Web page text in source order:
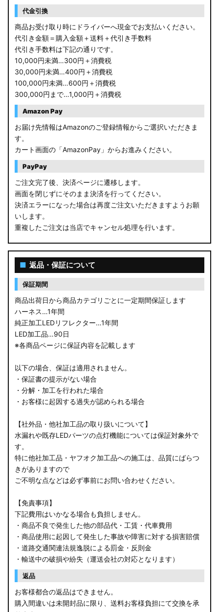
RP6/7 ステップワゴン
RP1/2 RP3/4 ステップワゴン/スパーダ
RK5/6 ステップワゴンスパーダ
RC1/2 オデッセイ
GB5〜8 フリード
GR フィット
GP5/6 GK3〜6 フィット
MK53S スペーシアカスタム
MA37S/MA27S ソリオ / ソリオ バンディット
MA26S/MA36S ソリオ
ZC33S スイフトスポーツ
LA650S タントカスタム
LA600S タントカスタム
LA150S ムーヴカスタム
LA700S ウェイク
GN0W アウトランダー
GK1W/GK9W エクリプスクロス
CV1W デリカD:5
B34A/B35A/B37A/B38A デリカミニ
B34W/B35W/B37W/B38W ekクロススペース
B34W/B35W/B37W/B38W ekクロス
KG CX-8
GU クロストレック
GU インプレッサ
VN5 VNH レヴォーグ / レイバック
ZD8 BRZ
ZC6 BRZ
代金引換
商品お受け取り時にドライバーへ現金でお支払いください。
代引き金額＝購入金額＋送料＋代引き手数料
代引き手数料は下記の通りです。
10,000円未満…300円＋消費税
30,000円未満…400円＋消費税
100,000円未満…600円＋消費税
300,000円まで…1,000円＋消費税
Amazon Pay
お届け先情報はAmazonのご登録情報からご選択いただきま
す。
カート画面の「AmazonPay」からお進みください。
PayPay
ご注文完了後、決済ページに遷移します。
画面を閉じずにそのまま決済を行ってください。
決済エラーになった場合は再度ご注文いただきますようお願
いします。
重複したご注文は当店でキャンセル処理を行います。
■ 返品・保証について
保証期間
商品出荷日から商品カテゴリごとに一定期間保証します
ハーネス…1年間
純正加工LEDリフレクター…1年間
LED加工品…90日
※各商品ページに保証内容を記載します
以下の場合、保証は適用されません。
・保証書の提示がない場合
・分解・加工を行われた場合
・お客様に起因する過失が認められる場合
【社外品・他社加工品の取り扱いについて】
水漏れや既存LEDパーツの点灯機能については保証対象外で
す。
特に他社加工品・ヤフオク加工品への施工は、品質にばらつ
きがありますので
ご不明な点などは必ず事前にお問い合わせください。
【免責事項】
下記費用はいかなる場合も負担しません。
・商品不良で発生した他の部品代・工賃・代車費用
・商品使用に起因して発生した事故や障害に対する損害賠償
・道路交通関連法規逸脱による罰金・反則金
・輸送中の破損や紛失（運送会社の対応となります）
返品
お客様都合の返品はできません。
購入間違いは未開封品に限り、送料お客様負担にて交換を承